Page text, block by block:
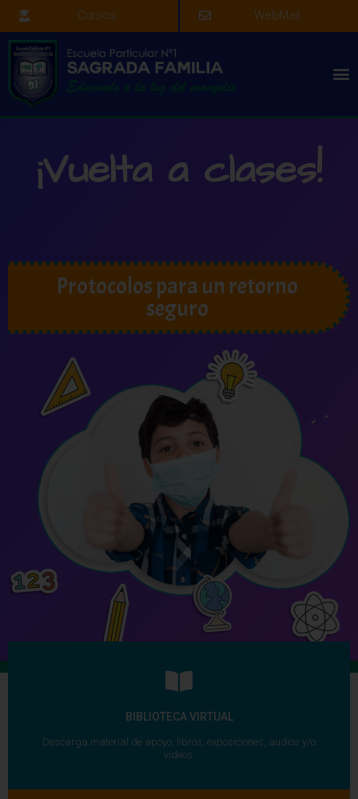
Cursos WebMail
¡Vuelta a clases!
Protocolos para un retorno
seguro
BIBLIOTECA VIRTUAL
Descarga material de apoyo, libros, exposiciones, audios y/o
videos.